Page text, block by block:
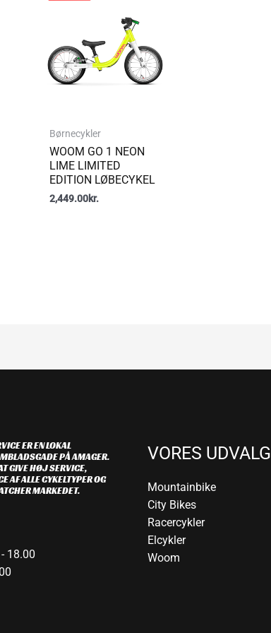
Børnecykler
WOOM GO 1 NEON
LIME LIMITED
EDITION LØBECYKEL
2,449.00kr.
ER EN LOKAL
PÅ AMAGER.
GIVE HØJ SERVICE,
AF ALLE CYKELTYPER OG
MARKEDET.
18.00
VORES UDVALG
Mountainbike
City Bikes
Racercykler
Elcykler
Woom